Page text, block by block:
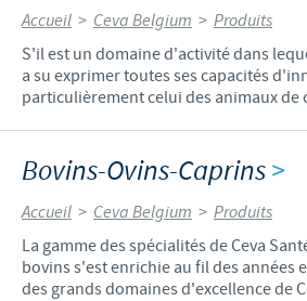
Accueil > Ceva Belgium > Produits
S'il est un domaine d'activité dans
a su exprimer toutes ses capacités
particulièrement celui des animaux de
Bovins-Ovins-Caprins>
Accueil > Ceva Belgium > Produits
La gamme des spécialités de Ceva
bovins s'est enrichie au fil des années
des grands domaines d'excellence de